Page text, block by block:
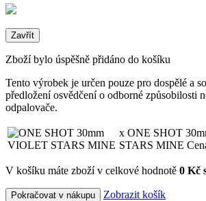
Zavřít
Zboží bylo úspěšně přidáno do košíku
Tento výrobek je určen pouze pro dospělé a
předložení osvědčení o odborné způsobilosti
odpalovače.
x ONE SHOT
STARS MINE
V košíku máte zboží v celkové hodnotě 0 Kč
Pokračovat v nákupu Zobrazit košík